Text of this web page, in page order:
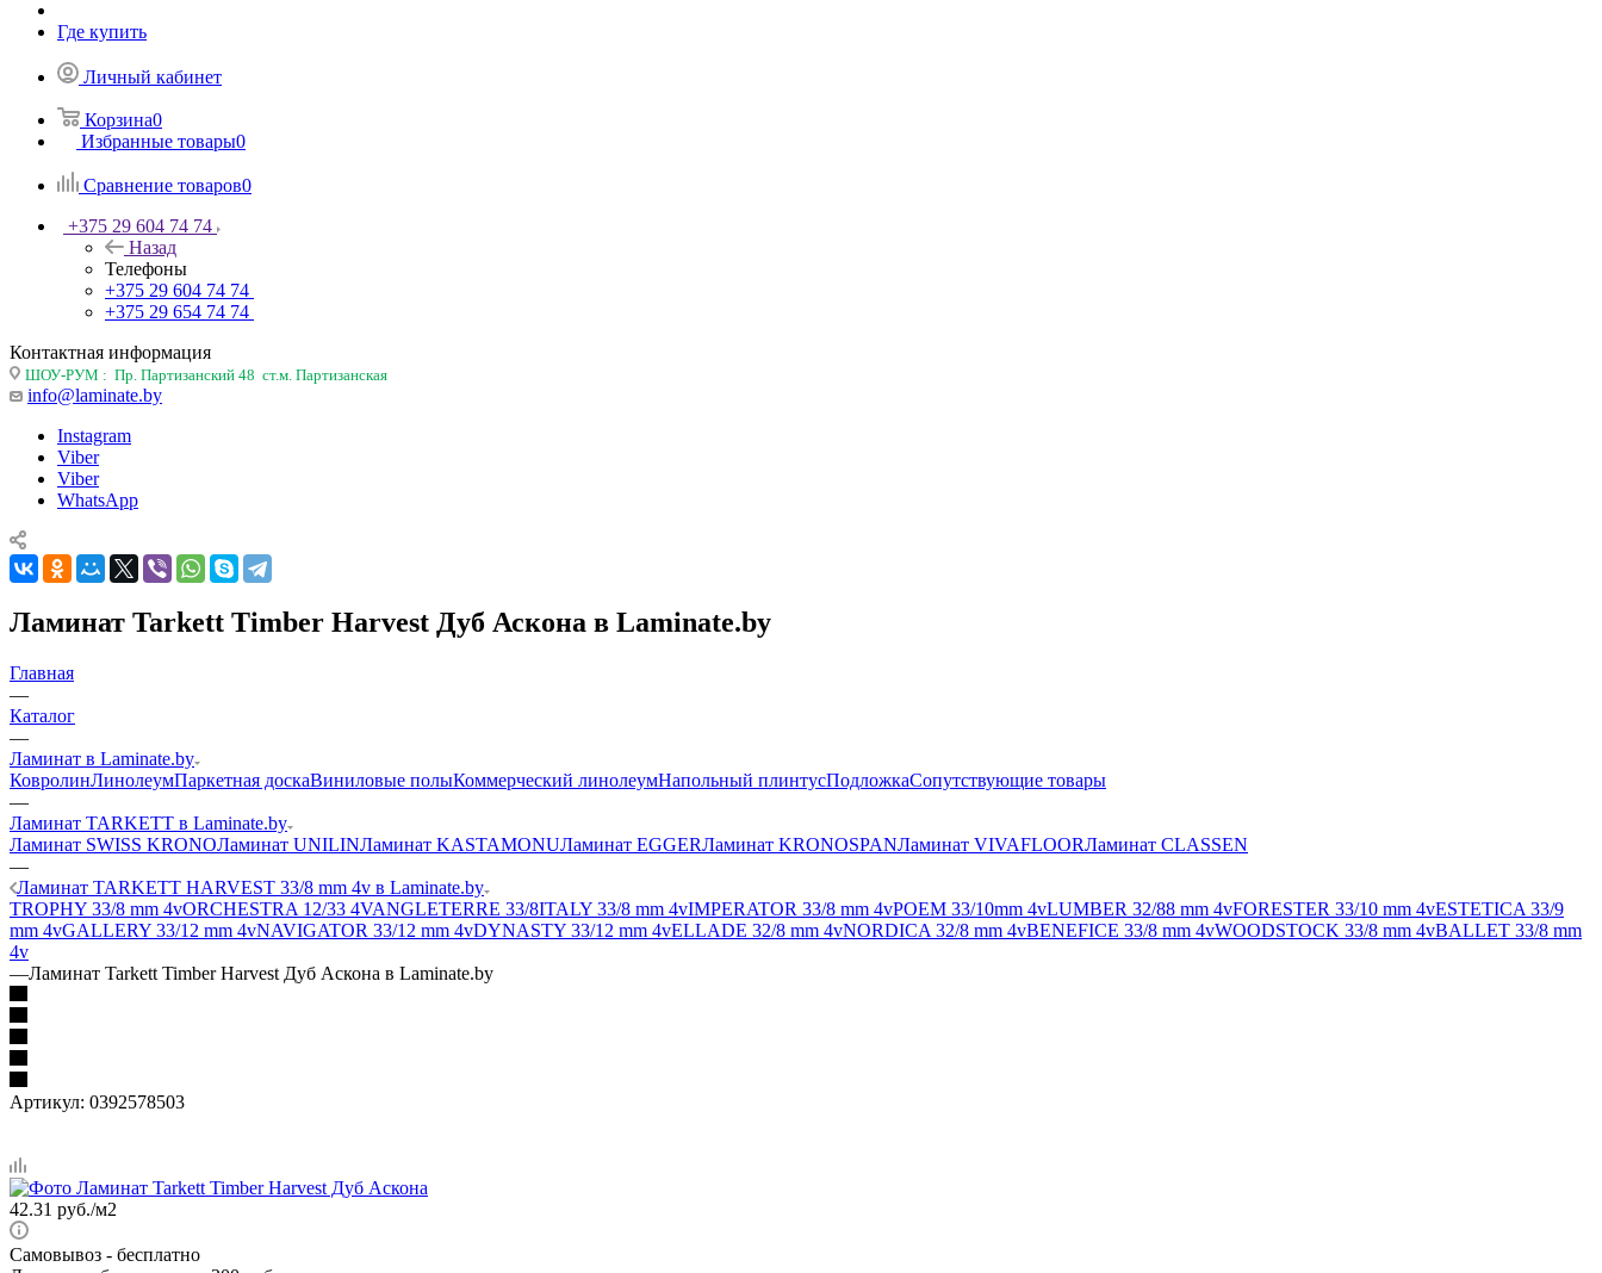
Где купить
Личный кабинет
Корзина0
Избранные товары0
Сравнение товаров0
+375 29 604 74 74
Назад
Телефоны
+375 29 604 74 74
+375 29 654 74 74
Контактная информация
ШОУ-РУМ : Пр. Партизанский 48 ст.м. Партизанская
info@laminate.by
Instagram
Viber
Viber
WhatsApp
Ламинат Tarkett Timber Harvest Дуб Аскона в Laminate.by
Главная
—
Каталог
—
Ламинат в Laminate.by
КовролинЛинолеумПаркетная доскаВиниловые полыКоммерческий линолеумНапольный плинтусПодложкаСопутствующие товары
—
Ламинат TARKETT в Laminate.by
Ламинат SWISS KRONOЛаминат UNILINЛаминат KASTAMONUЛаминат EGGERЛаминат KRONOSPANЛаминат VIVAFLOORЛаминат CLASSEN
—
Ламинат TARKETT HARVEST 33/8 mm 4v в Laminate.by
TROPHY 33/8 mm 4vORCHESTRA 12/33 4VANGLETERRE 33/8ITALY 33/8 mm 4vIMPERATOR 33/8 mm 4vPOEM 33/10mm 4vLUMBER 32/88 mm 4vFORESTER 33/10 mm 4vESTETICA 33/9
mm 4vGALLERY 33/12 mm 4vNAVIGATOR 33/12 mm 4vDYNASTY 33/12 mm 4vELLADE 32/8 mm 4vNORDICA 32/8 mm 4vBENEFICE 33/8 mm 4vWOODSTOCK 33/8 mm 4vBALLET 33/8 mm
4v
—Ламинат Tarkett Timber Harvest Дуб Аскона в Laminate.by
Артикул: 0392578503
42.31 руб./м2
Самовывоз - бесплатно